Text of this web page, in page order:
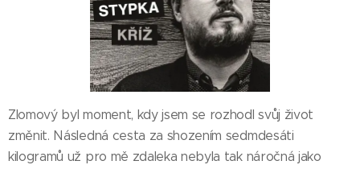
Zlomový byl moment, kdy jsem se rozhodl svůj život
změnit. Následná cesta za shozením sedmdesáti
kilogramů už pro mě zdaleka nebyla tak náročná jako